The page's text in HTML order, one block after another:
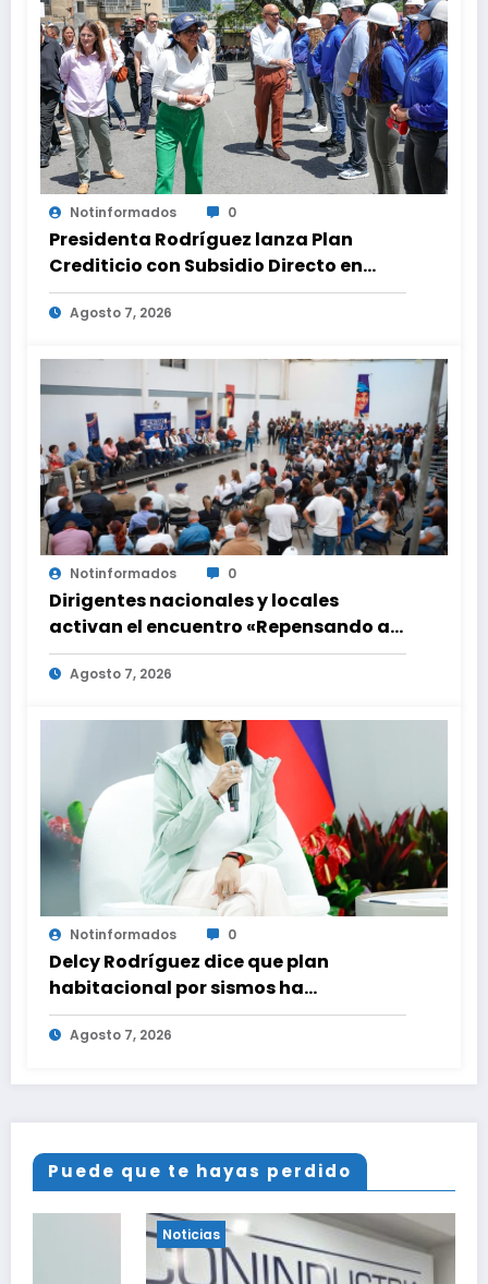
Notinformados 0
Presidenta Rodríguez lanza Plan
Crediticio con Subsidio Directo en
encuentro con Juntas de Condominio
Agosto 7, 2026
Notinformados 0
Dirigentes nacionales y locales
activan el encuentro «Repensando a
Venezuela» para impulsar propuestas
desde las comunidades
Agosto 7, 2026
Notinformados 0
Delcy Rodríguez dice que plan
habitacional por sismos ha
beneficiado a unas 2.000 personas en
una semana
Agosto 7, 2026
Puede que te hayas perdido